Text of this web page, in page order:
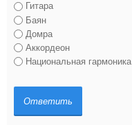
Гитара
Баян
Домра
Аккордеон
Национальная гармоника